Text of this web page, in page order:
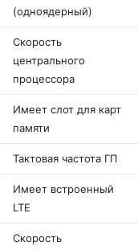
(одноядерный)
Скорость
центрального
процессора
Имеет слот для карт
памяти
Тактовая частота ГП
Имеет встроенный
LTE
Скорость